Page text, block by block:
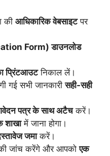
कीआधिकारिक वेबसाइटपर
Form) डाउनलोड
प्रिंटआउटनिकाल लें।
गई सभी जानकारीसही-सही
पत्र के साथ अटैचकरें।
शाखामें जाना होगा।
जमाकरें।
जांच करेंगे और आपकोएक